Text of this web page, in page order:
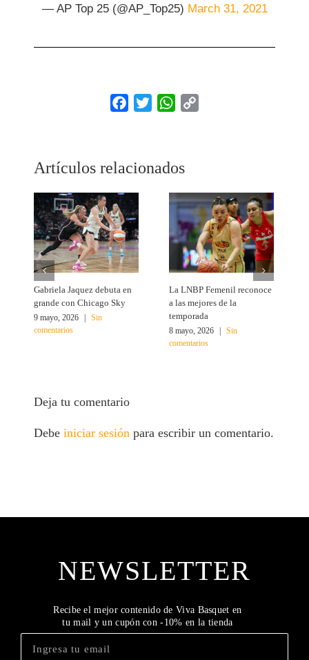
— AP Top 25 (@AP_Top25) March 31, 2021
Facebook
Twitter WhatsApp
Artículos relacionados
Gabriela Jaquez debuta en
grande con Chicago Sky
9 mayo, 2026
Sin
comentarios
La LNBP Femenil reconoce
a las mejores de la
temporada
8 mayo, 2026
Sin
comentarios
Deja tu comentario
Debeiniciar sesiónpara escribir un comentario.
NEWSLETTER
Recibe el mejor contenido de Viva Basquet en
tu mail y un cupón con -10% en la tienda